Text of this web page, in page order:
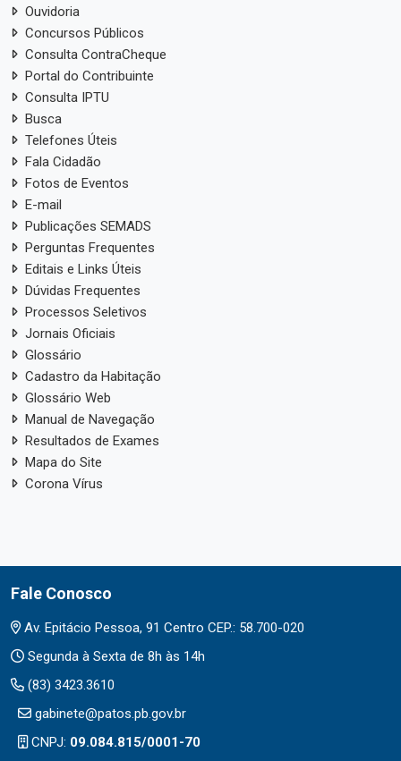
Ouvidoria
Concursos Públicos
Consulta ContraCheque
Portal do Contribuinte
Consulta IPTU
Busca
Telefones Úteis
Fala Cidadão
Fotos de Eventos
E-mail
Publicações SEMADS
Perguntas Frequentes
Editais e Links Úteis
Dúvidas Frequentes
Processos Seletivos
Jornais Oficiais
Glossário
Cadastro da Habitação
Glossário Web
Manual de Navegação
Resultados de Exames
Mapa do Site
Corona Vírus
Fale Conosco
Av. Epitácio Pessoa, 91 Centro CEP.: 58.700-020
Segunda à Sexta de 8h às 14h
(83) 3423.3610
gabinete@patos.pb.gov.br
CNPJ: 09.084.815/0001-70